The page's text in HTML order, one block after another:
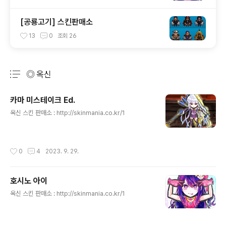
[공룡고기] 스킨판매소
13 0 조회 26
◎ 옥신
카마 미스테이크 Ed.
옥신 스킨 판매소 : http://skinmania.co.kr/1
0 4 2023. 9. 29.
호시노 아이
옥신 스킨 판매소 : http://skinmania.co.kr/1